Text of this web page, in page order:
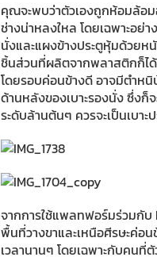
คุณจะพบว่าตัวเองถูกห้อมล้อ
ช่างน่าหลงใหล โดยเฉพาะอย่
นั่งและแผงข้างประตูหุ้มด้วย
ชิ้นส่วนที่ผลิตจากพลาสติกก็ไ
โดยรอบค่อนข้างดี อาจมีตำหนิ
ด้านหลังของเบาะรองนั่ง ซึ่งก็
ระดับล้านต้นๆ ควรจะเป็นเบา
จากการใช้แพลทฟอร์มร่วมกับ
พื้นที่วางขาและเหนือศีรษะค่อ
เวลานานๆ โดยเฉพาะกับคนที่